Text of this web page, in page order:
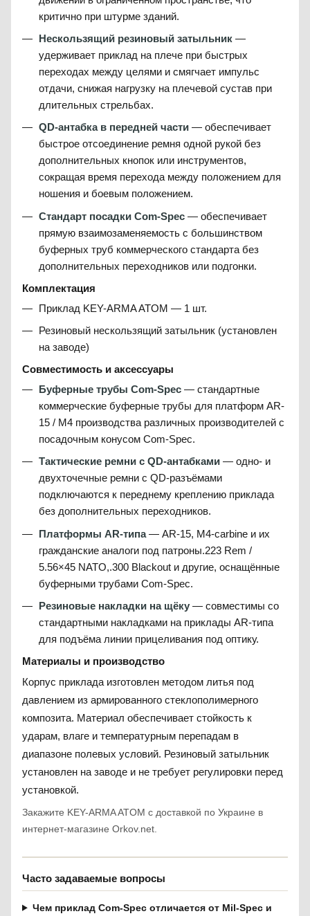
критично при штурме зданий.
Нескользящий резиновый затыльник —
удерживает приклад на плече при быстрых
переходах между целями и смягчает импульс
отдачи, снижая нагрузку на плечевой сустав при
длительных стрельбах.
QD-антабка в передней части — обеспечивает
быстрое отсоединение ремня одной рукой без
дополнительных кнопок или инструментов,
сокращая время перехода между положением для
ношения и боевым положением.
Стандарт посадки Com-Spec — обеспечивает
прямую взаимозаменяемость с большинством
буферных труб коммерческого стандарта без
дополнительных переходников или подгонки.
Комплектация
Приклад KEY-ARMA ATOM — 1 шт.
Резиновый нескользящий затыльник (установлен
на заводе)
Совместимость и аксессуары
Буферные трубы Com-Spec — стандартные
коммерческие буферные трубы для платформ AR-
15 / M4 производства различных производителей с
посадочным конусом Com-Spec.
Тактические ремни с QD-антабками — одно- и
двухточечные ремни с QD-разъёмами
подключаются к переднему креплению приклада
без дополнительных переходников.
Платформы AR-типа— AR-15, M4-carbine и их
гражданские аналоги под патроны.223 Rem /
5.56×45 NATO,.300 Blackout и другие, оснащённые
буферными трубами Com-Spec.
Резиновые накладки на щёку — совместимы со
стандартными накладками на приклады AR-типа
для подъёма линии прицеливания под оптику.
Материалы и производство
Корпус приклада изготовлен методом литья под
давлением из армированного стеклополимерного
композита. Материал обеспечивает стойкость к
ударам, влаге и температурным перепадам в
диапазоне полевых условий. Резиновый затыльник
установлен на заводе и не требует регулировки перед
установкой.
Закажите KEY-ARMA ATOM с доставкой по Украине в
интернет-магазине Orkov.net.
Часто задаваемые вопросы
Чем приклад Com-Spec отличается от Mil-Spec и